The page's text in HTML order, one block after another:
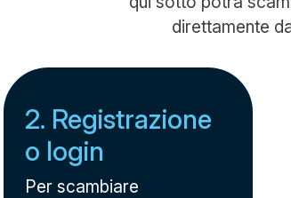
direttamente
2. Registrazione
o login
Per scambiare